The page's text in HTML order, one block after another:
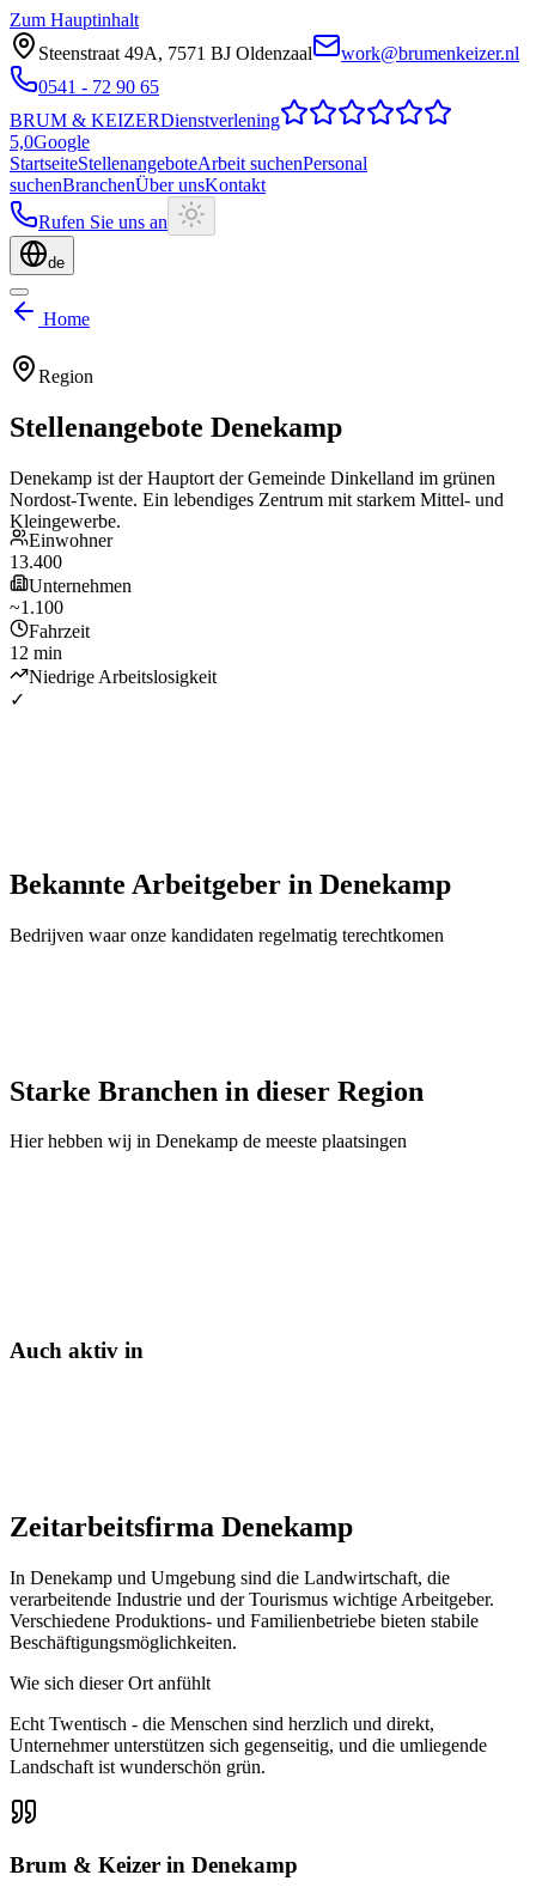
Zum Hauptinhalt
Steenstraat 49A, 7571 BJ Oldenzaal
work@brumenkeizer.nl
0541 - 72 90 65
BRUM & KEIZERDienstverlening
5,0Google
StartseiteStellenangeboteArbeit suchenPersonal
suchenBranchenÜber unsKontakt
Rufen Sie uns an
de
Home
Region
Stellenangebote Denekamp
Denekamp ist der Hauptort der Gemeinde Dinkelland im grünen
Nordost-Twente. Ein lebendiges Zentrum mit starkem Mittel- und
Kleingewerbe.
Einwohner
13.400
Unternehmen
~1.100
Fahrzeit
12 min
Niedrige Arbeitslosigkeit
✓
Bekannte Arbeitgeber in Denekamp
Bedrijven waar onze kandidaten regelmatig terechtkomen
Starke Branchen in dieser Region
Hier hebben wij in Denekamp de meeste plaatsingen
Auch aktiv in
Zeitarbeitsfirma Denekamp
In Denekamp und Umgebung sind die Landwirtschaft, die
verarbeitende Industrie und der Tourismus wichtige Arbeitgeber.
Verschiedene Produktions- und Familienbetriebe bieten stabile
Beschäftigungsmöglichkeiten.
Wie sich dieser Ort anfühlt
Echt Twentisch - die Menschen sind herzlich und direkt,
Unternehmer unterstützen sich gegenseitig, und die umliegende
Landschaft ist wunderschön grün.
Brum & Keizer in Denekamp